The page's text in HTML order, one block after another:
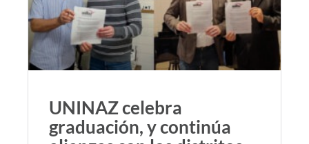
UNINAZ celebra
graduación, y continúa